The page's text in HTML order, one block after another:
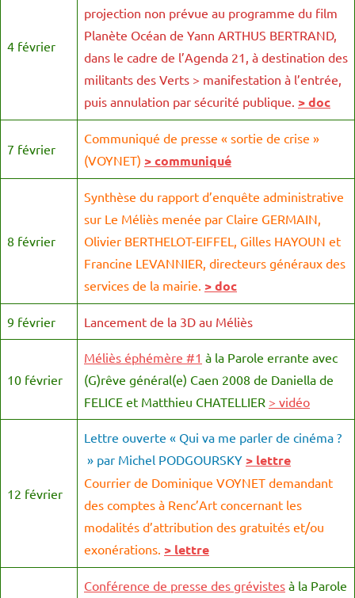
4 février
projection non prévue au programme du film
Planète Océan de Yann ARTHUS BERTRAND,
dans le cadre de l’Agenda 21, à destination des
militants des Verts > manifestation à l’entrée,
puis annulation par sécurité publique. > doc
7 février
Communiqué de presse « sortie de crise »
(VOYNET) > communiqué
8 février
Synthèse du rapport d’enquête administrative
sur Le Méliès menée par Claire GERMAIN,
Olivier BERTHELOT-EIFFEL, Gilles HAYOUN et
Francine LEVANNIER, directeurs généraux des
services de la mairie. > doc
9 février Lancement de la 3D au Méliès
10 février
Méliès éphémère #1 à la Parole errante avec
(G)rêve général(e) Caen 2008 de Daniella de
FELICE et Matthieu CHATELLIER > vidéo
12 février
Lettre ouverte « Qui va me parler de cinéma ?
» par Michel PODGOURSKY > lettre
Courrier de Dominique VOYNET demandant
des comptes à Renc’Art concernant les
modalités d’attribution des gratuités et/ou
exonérations. > lettre
Conférence de presse des grévistes à la Parole